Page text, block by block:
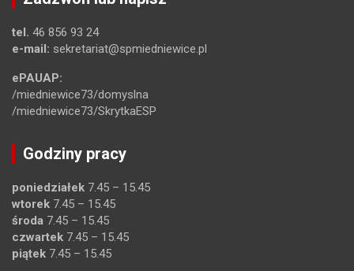
tel. 46 856 93 24
e-mail: sekretariat@spmiedniewice.pl
ePAUAP:
/miedniewice73/domyslna
/miedniewice73/SkrytkaESP
Godziny pracy
poniedziałek 7.45 – 15.45
wtorek 7.45 – 15.45
środa 7.45 – 15.45
czwartek 7.45 – 15.45
piątek 7.45 – 15.45